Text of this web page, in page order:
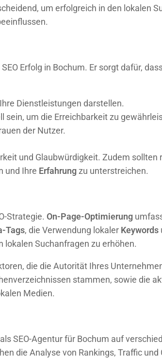
um erfolgreich in den lokalen
Erfolg in Bochum. Er sorgt dafür,
Dienstleistungen darstellen.
um die Erreichbarkeit zu
der Nutzer.
und Glaubwürdigkeit. Zudem sollten
und Ihre Erfahrung zu unterstreichen.
Strategie. On-Page-Optimierung
Tags, die Verwendung lokaler Keywords
lokalen Suchanfragen zu erhöhen.
die die Autorität Ihres
stammen, sowie die
Medien.
SEO-Agentur für Bochum auf
die Analyse von Rankings, Traffic und